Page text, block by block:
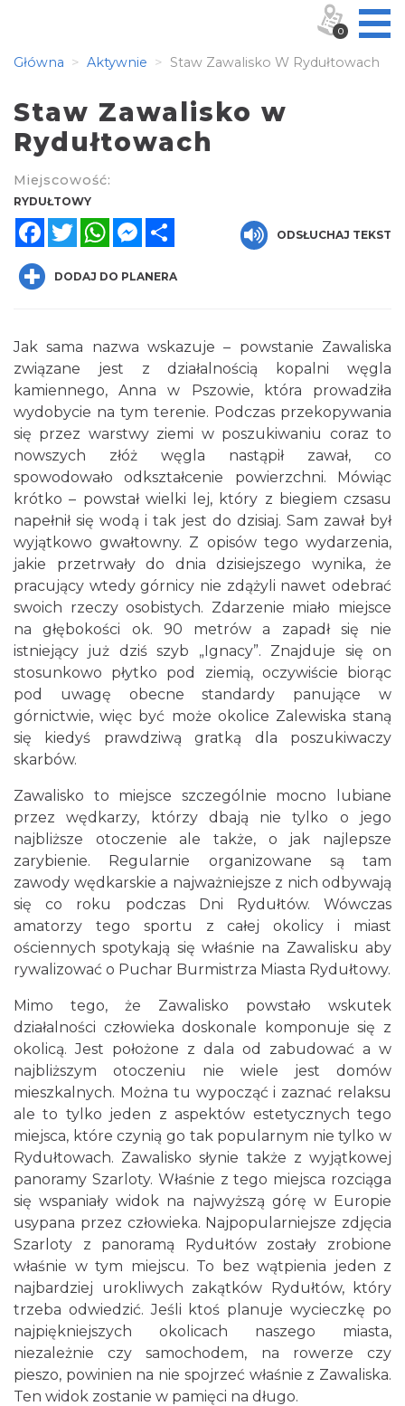
Główna Aktywnie Staw Zawalisko W Rydułtowach
Staw Zawalisko w
Rydułtowach
Miejscowość:
RYDUŁTOWY
FacebookTwitterWhatsAppMessenger
ODSŁUCHAJ TEKST
DODAJ DO PLANERA
Jak sama nazwa wskazuje – powstanie Zawaliska
związane jest z działalnością kopalni węgla
kamiennego, Anna w Pszowie, która prowadziła
wydobycie na tym terenie. Podczas przekopywania
się przez warstwy ziemi w poszukiwaniu coraz to
nowszych złóż węgla nastąpił zawał, co
spowodowało odkształcenie powierzchni. Mówiąc
krótko – powstał wielki lej, który z biegiem czsasu
napełnił się wodą i tak jest do dzisiaj. Sam zawał był
wyjątkowo gwałtowny. Z opisów tego wydarzenia,
jakie przetrwały do dnia dzisiejszego wynika, że
pracujący wtedy górnicy nie zdążyli nawet odebrać
swoich rzeczy osobistych. Zdarzenie miało miejsce
na głębokości ok. 90 metrów a zapadł się nie
istniejący już dziś szyb „Ignacy”. Znajduje się on
stosunkowo płytko pod ziemią, oczywiście biorąc
pod uwagę obecne standardy panujące w
górnictwie, więc być może okolice Zalewiska staną
się kiedyś prawdziwą gratką dla poszukiwaczy
skarbów.
Zawalisko to miejsce szczególnie mocno lubiane
przez wędkarzy, którzy dbają nie tylko o jego
najbliższe otoczenie ale także, o jak najlepsze
zarybienie. Regularnie organizowane są tam
zawody wędkarskie a najważniejsze z nich odbywają
się co roku podczas Dni Rydułtów. Wówczas
amatorzy tego sportu z całej okolicy i miast
ościennych spotykają się właśnie na Zawalisku aby
rywalizować o Puchar Burmistrza Miasta Rydułtowy.
Mimo tego, że Zawalisko powstało wskutek
działalności człowieka doskonale komponuje się z
okolicą. Jest położone z dala od zabudować a w
najbliższym otoczeniu nie wiele jest domów
mieszkalnych. Można tu wypocząć i zaznać relaksu
ale to tylko jeden z aspektów estetycznych tego
miejsca, które czynią go tak popularnym nie tylko w
Rydułtowach. Zawalisko słynie także z wyjątkowej
panoramy Szarloty. Właśnie z tego miejsca rozciąga
się wspaniały widok na najwyższą górę w Europie
usypana przez człowieka. Najpopularniejsze zdjęcia
Szarloty z panoramą Rydułtów zostały zrobione
właśnie w tym miejscu. To bez wątpienia jeden z
najbardziej urokliwych zakątków Rydułtów, który
trzeba odwiedzić. Jeśli ktoś planuje wycieczkę po
najpiękniejszych okolicach naszego miasta,
niezależnie czy samochodem, na rowerze czy
pieszo, powinien na nie spojrzeć właśnie z Zawaliska.
Ten widok zostanie w pamięci na długo.
0